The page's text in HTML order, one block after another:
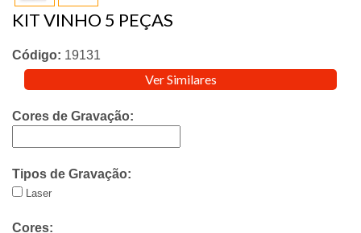
KIT VINHO 5 PEÇAS
Código: 19131
Ver Similares
Cores de Gravação:
Tipos de Gravação:
Laser
Cores: